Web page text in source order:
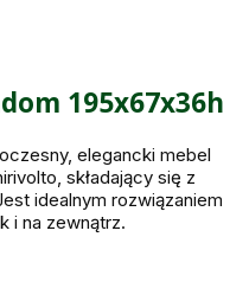
195x67x36h
elegancki mebel
składający się z
idealnym rozwiązaniem
i na zewnątrz.